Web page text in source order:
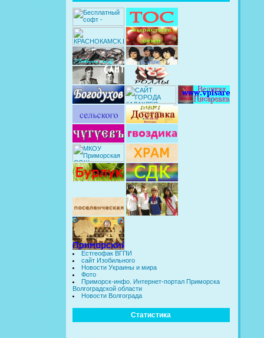
Естгеофак ВГПИ
сайт Изобильного
Новости Украины и мира
Фото
Приморск-инфо. Интернет-портал Приморска
Волгоградской области
Новости Волгограда
Статистика